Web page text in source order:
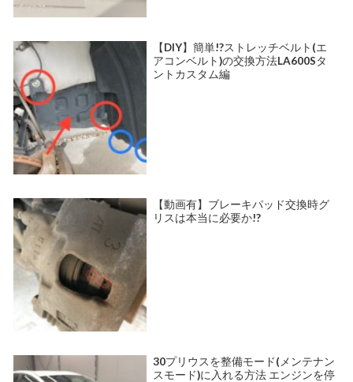
【DIY】簡単!?ストレッチベルト(エ
アコンベルト)の交換方法LA600Sタ
ントカスタム編
【動画有】ブレーキパッド交換時グ
リスは本当に必要か!?
30プリウスを整備モード(メンテナン
スモード)に入れる方法 エンジンを停